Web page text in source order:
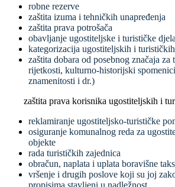
robne rezerve
zaštita izuma i tehničkih unapređenja
zaštita prava potrošača
obavljanje ugostiteljske i turističke
kategorizacija ugostiteljskih i
zaštita dobara od posebnog značaja
rijetkosti, kulturno-historijski
znamenitosti i dr.)
zaštita prava korisnika ugostiteljskih i
reklamiranje ugostiteljsko-turističke
osiguranje komunalnog reda za
objekte
rada turističkih zajednica
obračun, naplata i uplata boravišne
vršenje i drugih poslove koji su joj
propisima stavljeni u nadležnost